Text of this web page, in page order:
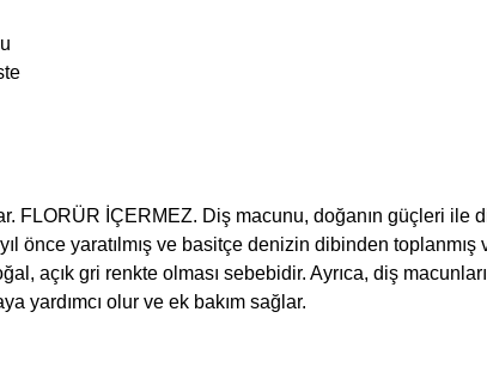
FLORÜR İÇERMEZ. Diş macunu, doğanın güçleri ile
önce yaratılmış ve basitçe denizin dibinden toplanmış
açık gri renkte olması sebebidir. Ayrıca, diş
yardımcı olur ve ek bakım sağlar.